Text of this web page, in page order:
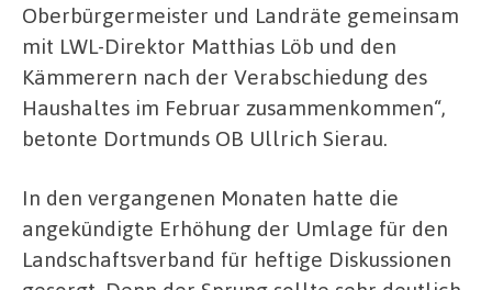
Oberbürgermeister und Landräte gemeinsam
mit LWL-Direktor Matthias Löb und den
Kämmerern nach der Verabschiedung des
Haushaltes im Februar zusammenkommen“,
betonte Dortmunds OB Ullrich Sierau.
In den vergangenen Monaten hatte die
angekündigte Erhöhung der Umlage für den
Landschaftsverband für heftige Diskussionen